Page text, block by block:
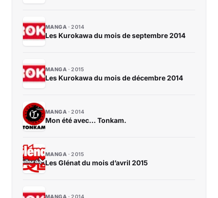
MANGA 2014
Les Kurokawa du mois de septembre 2014
MANGA 2015
Les Kurokawa du mois de décembre 2014
MANGA 2014
Mon été avec… Tonkam.
MANGA 2015
Les Glénat du mois d’avril 2015
MANGA 2014